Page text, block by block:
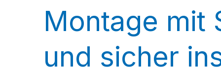
Montage mit
und sicher